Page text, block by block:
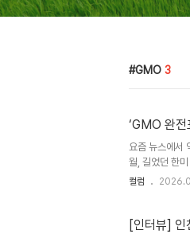
GMO 3
‘GMO 완전
요즘 뉴스에서
월, 길었던 한
니다. 그러나 3
으로 농업 분야
컬럼
[인터뷰] 인